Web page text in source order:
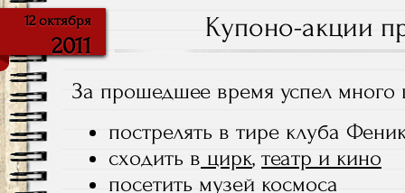
12 октября
2011
Купоно-акции
За прошедшее время успел много
пострелять в тире клуба
сходить в цирк, театр и кино
посетить музей космоса